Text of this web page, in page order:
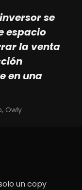
se
espacio
la venta
en una
Owly
un copy